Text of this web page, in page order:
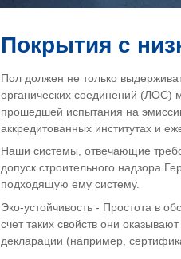
Покрытия с
Пол должен не только
органических соединений (ЛОС)
прошедшей испытания на
аккредитованных институтах и
Наши системы, отвечающие
допуск строительного надзора
подходящую ему систему.
Эко-устойчивость - Простота в
счет таких свойств они
декларации (например,